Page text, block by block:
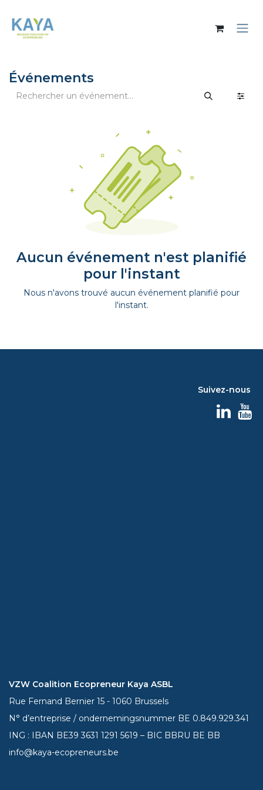
Événements
Aucun événement n'est planifié
pour l'instant
Nous n'avons trouvé aucun événement planifié pour
l'instant.
Suivez-nous
VZW Coalition Ecopreneur Kaya ASBL
Rue Fernand Bernier 15 - 1060 Brussels
N° d’entreprise / ondernemingsnummer BE 0.849.929.341
ING : IBAN BE393631 1291 5619 – BIC BBRU BE BB
info@kaya-ecopreneurs.be